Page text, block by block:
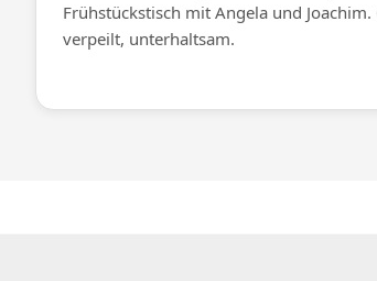
Frühstückstisch mit Angela und Joachim.
verpeilt, unterhaltsam.